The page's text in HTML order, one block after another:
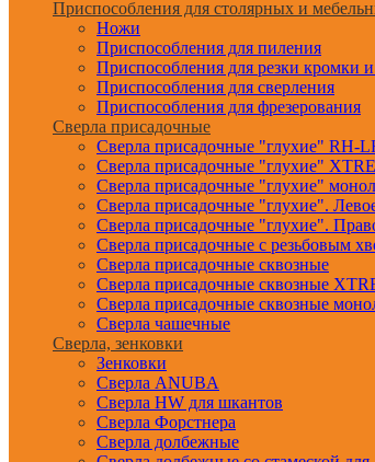
Приспособления для столярных и
Ножи
Приспособления для пиления
Приспособления для резки кромки и
Приспособления для сверления
Приспособления для фрезерования
Сверла присадочные
Сверла присадочные "глухие" RH-
Сверла присадочные "глухие"
Сверла присадочные "глухие"
Сверла присадочные "глухие".
Сверла присадочные "глухие".
Сверла присадочные с резьбовым
Сверла присадочные сквозные
Сверла присадочные сквозные
Сверла присадочные сквозные
Сверла чашечные
Сверла, зенковки
Зенковки
Сверла ANUBA
Сверла HW для шкантов
Сверла Форстнера
Сверла долбежные